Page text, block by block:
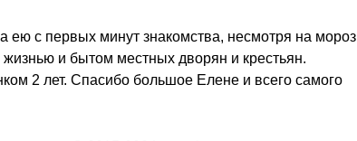
с первых минут знакомства, несмотря на мороз
и бытом местных дворян и крестьян.
2 лет. Спасибо большое Елене и всего самого